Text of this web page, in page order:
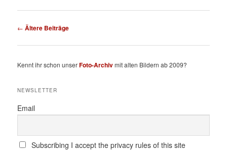
Beitragsnavigation
← Ältere Beiträge
Kennt ihr schon unserFoto-Archivmit alten Bildern ab 2009?
NEWSLETTER
Email
Subscribing I accept the privacy rules of this site